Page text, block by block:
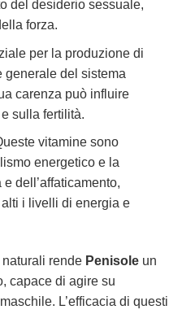
del desiderio sessuale,
forza.
per la produzione di
generale del sistema
carenza può influire
sulla fertilità.
vitamine sono
energetico e la
dell’affaticamento,
i livelli di energia e
rende Penisole un
capace di agire su
L’efficacia di questi